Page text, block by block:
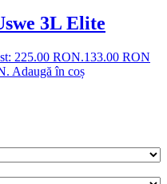
3L Elite
225.00 RON.133.00 RON
Adaugă în coș